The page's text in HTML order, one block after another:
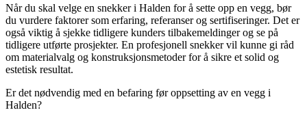
Når du skal velge en snekker i Halden for å sette opp en vegg, bør
du vurdere faktorer som erfaring, referanser og sertifiseringer. Det er
også viktig å sjekke tidligere kunders tilbakemeldinger og se på
tidligere utførte prosjekter. En profesjonell snekker vil kunne gi råd
om materialvalg og konstruksjonsmetoder for å sikre et solid og
estetisk resultat.
Er det nødvendig med en befaring før oppsetting av en vegg i
Halden?